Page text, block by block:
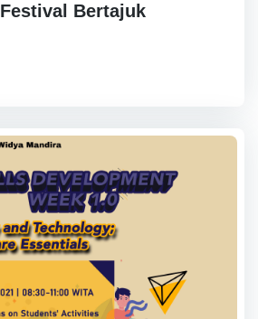
Bertajuk